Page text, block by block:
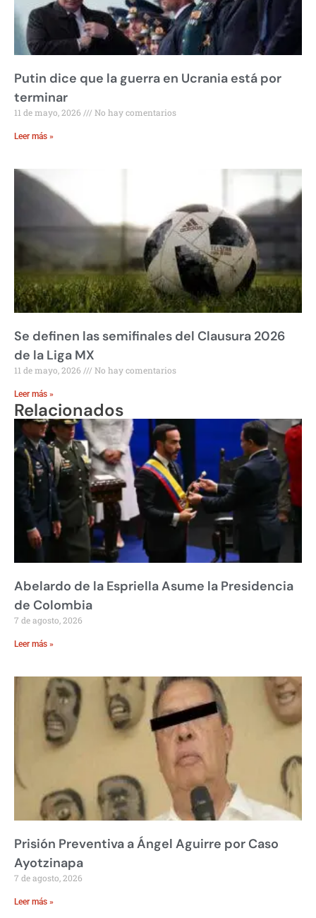
Putin dice que la guerra en Ucrania está por
terminar
11 de mayo, 2026 No hay comentarios
Leer más »
Se definen las semifinales del Clausura 2026
de la Liga MX
11 de mayo, 2026 No hay comentarios
Leer más »
Relacionados
Abelardo de la Espriella Asume la Presidencia
de Colombia
7 de agosto, 2026
Leer más »
Prisión Preventiva a Ángel Aguirre por Caso
Ayotzinapa
7 de agosto, 2026
Leer más »